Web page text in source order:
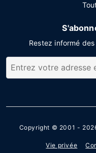
Restez informé
Copyright © 2001 -
Vie privée